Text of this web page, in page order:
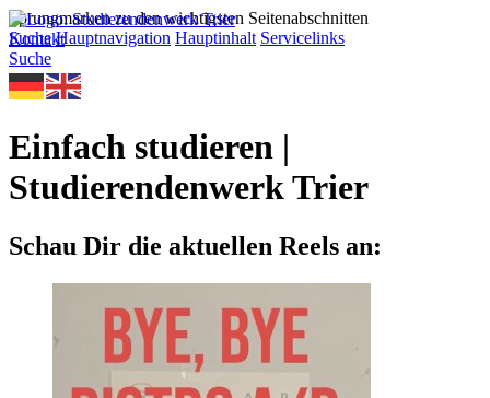
Sprungmarken zu den wichtigsten Seitenabschnitten
Suche Hauptnavigation Hauptinhalt Servicelinks
Kontakt
Suche
Einfach studieren |
Studierendenwerk Trier
Schau Dir die aktuellen Reels an: